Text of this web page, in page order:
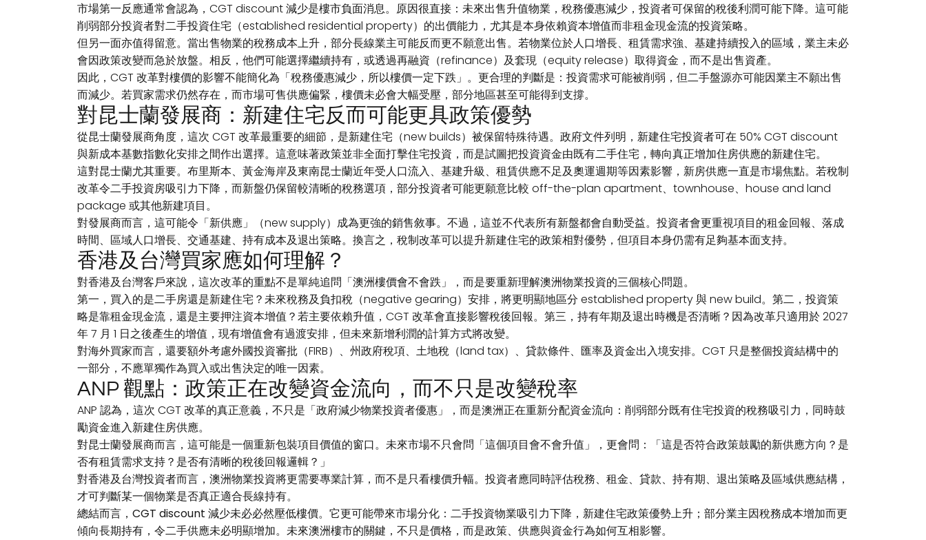
市場第一反應通常會認為，CGT discount 減少是樓市負面消息。原因很直接：未來出售升值物業，稅務優惠減少，投資者可保留的稅後利潤可能下降。這可能
削弱部分投資者對二手投資住宅（established residential property）的出價能力，尤其是本身依賴資本增值而非租金現金流的投資策略。
但另一面亦值得留意。當出售物業的稅務成本上升，部分長線業主可能反而更不願意出售。若物業位於人口增長、租賃需求強、基建持續投入的區域，業主未必
會因政策改變而急於放盤。相反，他們可能選擇繼續持有，或透過再融資（refinance）及套現（equity release）取得資金，而不是出售資產。
因此，CGT 改革對樓價的影響不能簡化為「稅務優惠減少，所以樓價一定下跌」。更合理的判斷是：投資需求可能被削弱，但二手盤源亦可能因業主不願出售
而減少。若買家需求仍然存在，而市場可售供應偏緊，樓價未必會大幅受壓，部分地區甚至可能得到支撐。
對昆士蘭發展商：新建住宅反而可能更具政策優勢
從昆士蘭發展商角度，這次 CGT 改革最重要的細節，是新建住宅（new builds）被保留特殊待遇。政府文件列明，新建住宅投資者可在 50% CGT discount
與新成本基數指數化安排之間作出選擇。這意味著政策並非全面打擊住宅投資，而是試圖把投資資金由既有二手住宅，轉向真正增加住房供應的新建住宅。
這對昆士蘭尤其重要。布里斯本、黃金海岸及東南昆士蘭近年受人口流入、基建升級、租賃供應不足及奧運週期等因素影響，新房供應一直是市場焦點。若稅制
改革令二手投資房吸引力下降，而新盤仍保留較清晰的稅務選項，部分投資者可能更願意比較 off-the-plan apartment、townhouse、house and land
package 或其他新建項目。
對發展商而言，這可能令「新供應」（new supply）成為更強的銷售敘事。不過，這並不代表所有新盤都會自動受益。投資者會更重視項目的租金回報、落成
時間、區域人口增長、交通基建、持有成本及退出策略。換言之，稅制改革可以提升新建住宅的政策相對優勢，但項目本身仍需有足夠基本面支持。
香港及台灣買家應如何理解？
對香港及台灣客戶來說，這次改革的重點不是單純追問「澳洲樓價會不會跌」，而是要重新理解澳洲物業投資的三個核心問題。
第一，買入的是二手房還是新建住宅？未來稅務及負扣稅（negative gearing）安排，將更明顯地區分 established property 與 new build。第二，投資策
略是靠租金現金流，還是主要押注資本增值？若主要依賴升值，CGT 改革會直接影響稅後回報。第三，持有年期及退出時機是否清晰？因為改革只適用於 2027
年 7 月 1 日之後產生的增值，現有增值會有過渡安排，但未來新增利潤的計算方式將改變。
對海外買家而言，還要額外考慮外國投資審批（FIRB）、州政府稅項、土地稅（land tax）、貸款條件、匯率及資金出入境安排。CGT 只是整個投資結構中的
一部分，不應單獨作為買入或出售決定的唯一因素。
ANP 觀點：政策正在改變資金流向，而不只是改變稅率
ANP 認為，這次 CGT 改革的真正意義，不只是「政府減少物業投資者優惠」，而是澳洲正在重新分配資金流向：削弱部分既有住宅投資的稅務吸引力，同時鼓
勵資金進入新建住房供應。
對昆士蘭發展商而言，這可能是一個重新包裝項目價值的窗口。未來市場不只會問「這個項目會不會升值」，更會問：「這是否符合政策鼓勵的新供應方向？是
否有租賃需求支持？是否有清晰的稅後回報邏輯？」
對香港及台灣投資者而言，澳洲物業投資將更需要專業計算，而不是只看樓價升幅。投資者應同時評估稅務、租金、貸款、持有期、退出策略及區域供應結構，
才可判斷某一個物業是否真正適合長線持有。
總結而言，CGT discount 減少未必必然壓低樓價。它更可能帶來市場分化：二手投資物業吸引力下降，新建住宅政策優勢上升；部分業主因稅務成本增加而更
傾向長期持有，令二手供應未必明顯增加。未來澳洲樓市的關鍵，不只是價格，而是政策、供應與資金行為如何互相影響。